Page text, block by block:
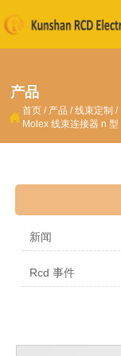
产品
 首页 / 产品 /线束定制 /
Molex 线束连接器 n 型
新闻
Rcd 事件